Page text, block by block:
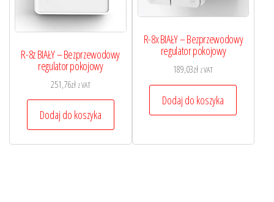
R-8z BIAŁY – Bezprzewodowy
regulator pokojowy
251,76zł z VAT
Dodaj do koszyka
R-8x BIAŁY – Bezprzewodowy
regulator pokojowy
189,03zł z VAT
Dodaj do koszyka